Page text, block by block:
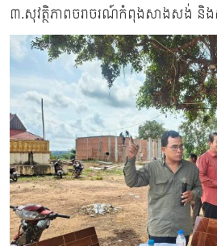
៣.សុវត្ថិភាពចរាចរណ៍កំពុងសាងសង់ និង